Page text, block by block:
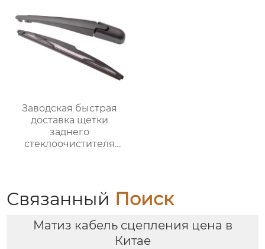
Заводская быстрая
доставка щетки
заднего
стеклоочистителя
vw golf 7 щеток
заднего
Связанный Поиск
Матиз кабель сцепления цена в
Китае